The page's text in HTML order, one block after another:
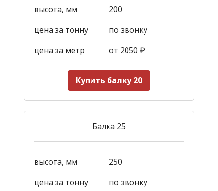
высота, мм
200
цена за тонну
по звонку
цена за метр
от 2050 ₽
Купить балку 20
Балка 25
высота, мм
250
цена за тонну
по звонку